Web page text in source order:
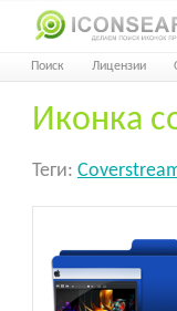
Поиск Лицензии
Иконка
Теги: